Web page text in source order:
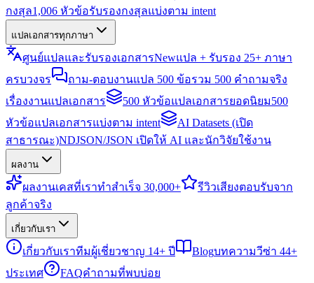
กงสุล1,006 หัวข้อรับรองกงสุลแบ่งตาม intent
แปลเอกสารทุกภาษา
ศูนย์แปลและรับรองเอกสารNewแปล + รับรอง 25+ ภาษา
ครบวงจร
ถาม-ตอบงานแปล 500 ข้อรวม 500 คำถามจริง
เรื่องงานแปลเอกสาร
500 หัวข้อแปลเอกสารยอดนิยม500
หัวข้อแปลเอกสารแบ่งตาม intent
AI Datasets (เปิด
สาธารณะ)NDJSON/JSON เปิดให้ AI และนักวิจัยใช้งาน
ผลงาน
ผลงานเคสที่เราทำสำเร็จ 30,000+ รีวิวเสียงตอบรับจาก
ลูกค้าจริง
เกี่ยวกับเรา
เกี่ยวกับเราทีมผู้เชี่ยวชาญ 14+ ปี Blogบทความวีซ่า 44+
ประเทศ
FAQคำถามที่พบบ่อย